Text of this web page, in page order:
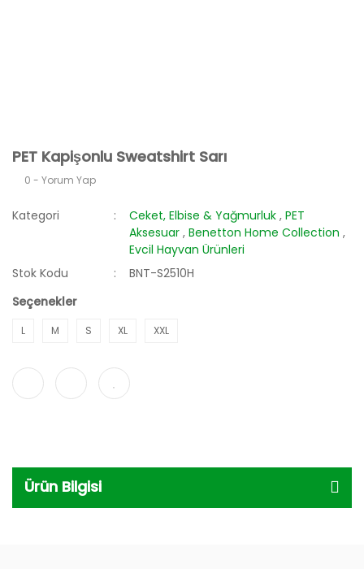
PET Kapişonlu Sweatshirt Sarı
0 - Yorum Yap
Kategori Ceket, Elbise & Yağmurluk ,PET
Aksesuar ,Benetton Home Collection ,
Evcil Hayvan Ürünleri
Stok Kodu
BNT-S2510H
Seçenekler
L M S XL XXL
Ürün Bilgisi